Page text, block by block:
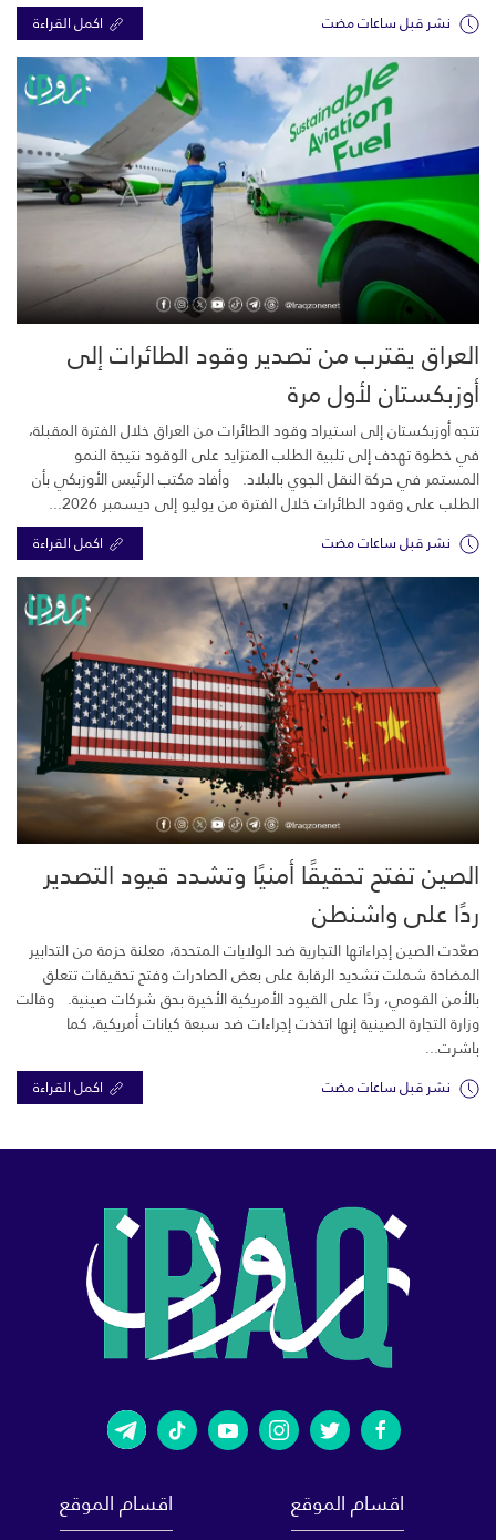
نشر قبل ساعات مضت اكمل القراءة
العراق يقترب من تصدير وقود الطائرات إلى
أوزبكستان لأول مرة
تتجه أوزبكستان إلى استيراد وقود الطائرات من العراق خلال الفترة المقبلة،
في خطوة تهدف إلى تلبية الطلب المتزايد على الوقود نتيجة النمو
المستمر في حركة النقل الجوي بالبلاد. وأفاد مكتب الرئيس الأوزبكي بأن
الطلب على وقود الطائرات خلال الفترة من يوليو إلى ديسمبر 2026...
نشر قبل ساعات مضت اكمل القراءة
الصين تفتح تحقيقًا أمنيًا وتشدد قيود التصدير
ردًا على واشنطن
صعّدت الصين إجراءاتها التجارية ضد الولايات المتحدة، معلنة حزمة من التدابير
المضادة شملت تشديد الرقابة على بعض الصادرات وفتح تحقيقات تتعلق
بالأمن القومي، ردًا على القيود الأمريكية الأخيرة بحق شركات صينية. وقالت
وزارة التجارة الصينية إنها اتخذت إجراءات ضد سبعة كيانات أمريكية، كما
باشرت...
نشر قبل ساعات مضت اكمل القراءة
اقسام الموقع اقسام الموقع